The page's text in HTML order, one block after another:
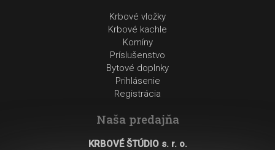
Krbové vložky
Krbové kachle
Komíny
Príslušenstvo
Bytové doplnky
Prihlásenie
Registrácia
Naša predajňa
KRBOVÉ ŠTÚDIO s. r. o.